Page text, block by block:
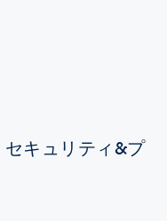
キュリティ&プ